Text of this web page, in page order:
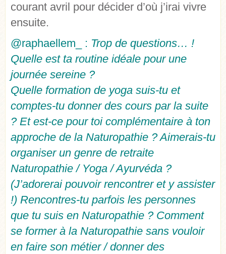
courant avril pour décider d’où j’irai vivre
ensuite.
@raphaellem_ : Trop de questions… !
Quelle est ta routine idéale pour une
journée sereine ?
Quelle formation de yoga suis-tu et
comptes-tu donner des cours par la suite
? Et est-ce pour toi complémentaire à ton
approche de la Naturopathie ? Aimerais-tu
organiser un genre de retraite
Naturopathie / Yoga / Ayurvéda ?
(J’adorerai pouvoir rencontrer et y assister
!) Rencontres-tu parfois les personnes
que tu suis en Naturopathie ? Comment
se former à la Naturopathie sans vouloir
en faire son métier / donner des